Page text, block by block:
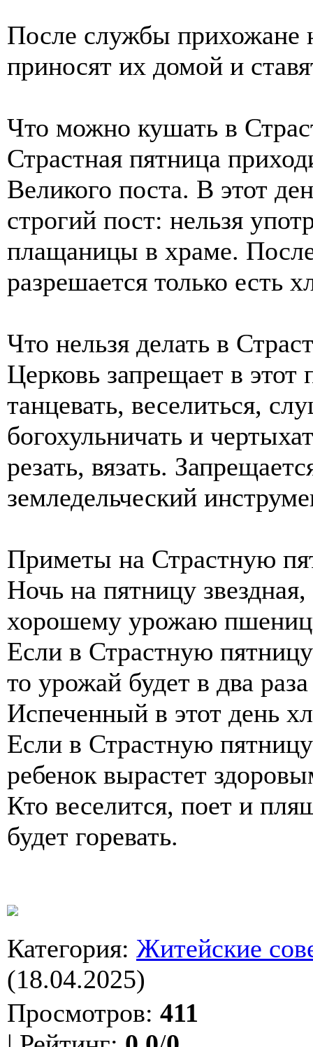
После службы прихожане
приносят их домой и
Что можно кушать в
Страстная пятница
Великого поста. В этот
строгий пост: нельзя
плащаницы в храме.
разрешается только есть
Что нельзя делать в
Церковь запрещает в этот
танцевать, веселиться,
богохульничать и
резать, вязать.
земледельческий
Приметы на Страстную
Ночь на пятницу
хорошему урожаю
Если в Страстную
то урожай будет в два
Испеченный в этот день
Если в Страстную
ребенок вырастет
Кто веселится, поет и
будет горевать.
Категория: Житейские
(18.04.2025)
Просмотров: 411